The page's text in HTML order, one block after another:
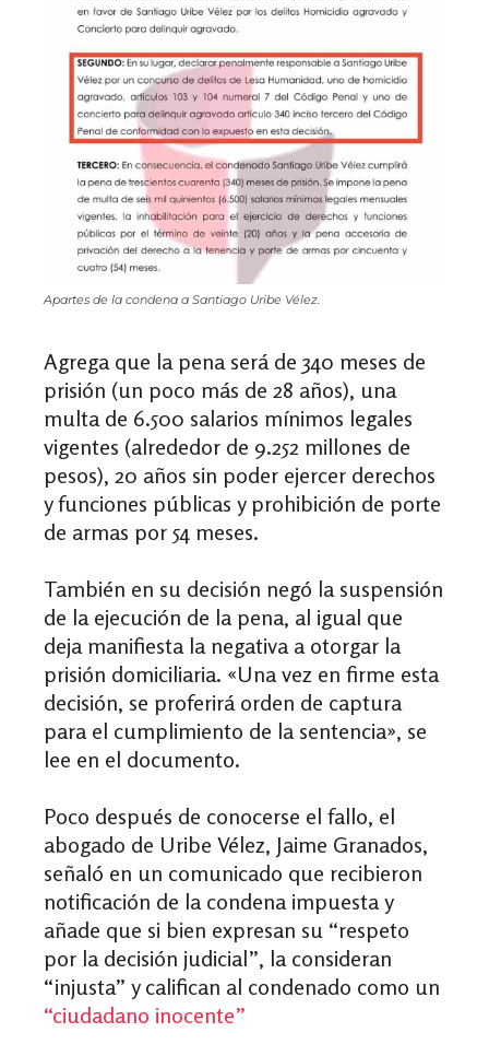
Apartes de la condena a Santiago Uribe Vélez.
Agrega que la pena será de 340 meses de
prisión (un poco más de 28 años), una
multa de 6.500 salarios mínimos legales
vigentes (alrededor de 9.252 millones de
pesos), 20 años sin poder ejercer derechos
y funciones públicas y prohibición de porte
de armas por 54 meses.
También en su decisión negó la suspensión
de la ejecución de la pena, al igual que
deja manifiesta la negativa a otorgar la
prisión domiciliaria. «Una vez en firme esta
decisión, se proferirá orden de captura
para el cumplimiento de la sentencia», se
lee en el documento.
Poco después de conocerse el fallo, el
abogado de Uribe Vélez, Jaime Granados,
señaló en un comunicado que recibieron
notificación de la condena impuesta y
añade que si bien expresan su “respeto
por la decisión judicial”, la consideran
“injusta” y califican al condenado como un
“ciudadano inocente”